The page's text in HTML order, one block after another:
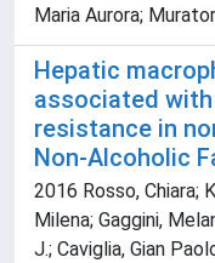
Maria Aurora;
Hepatic
associated
resistance in
Non-Alcoholic
2016 Rosso, Chiara;
Milena; Gaggini,
J.; Caviglia, Gian